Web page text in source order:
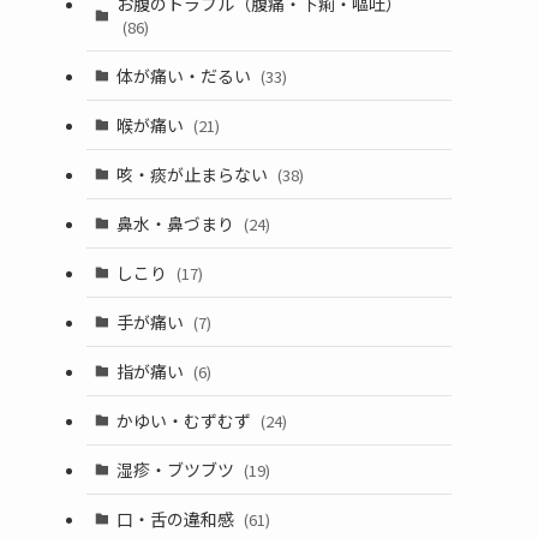
(86)
体が痛い・だるい (33)
喉が痛い (21)
咳・痰が止まらない (38)
鼻水・鼻づまり (24)
しこり (17)
手が痛い (7)
指が痛い (6)
かゆい・むずむず (24)
湿疹・ブツブツ (19)
口・舌の違和感 (61)